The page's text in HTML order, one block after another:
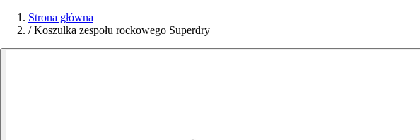
Strona główna
/ Koszulka zespołu rockowego Superdry